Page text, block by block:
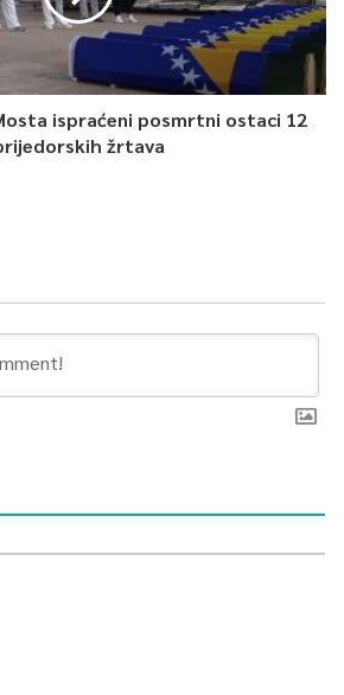
ispraćeni posmrtni ostaci 12
žrtava